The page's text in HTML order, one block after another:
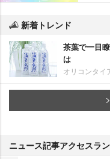
新着トレンド
茶葉で一目
は
オリコンタイ
ニュース記事アクセスラ